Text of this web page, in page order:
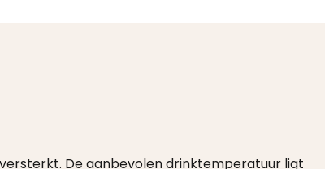
De aanbevolen drinktemperatuur ligt